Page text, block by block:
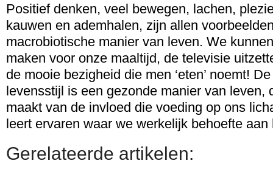
Positief denken, veel bewegen, lachen,
kauwen en ademhalen, zijn allen
macrobiotische manier van leven. We
maken voor onze maaltijd, de televisie
de mooie bezigheid die men ‘eten’ noemt!
levensstijl is een gezonde manier van leven,
maakt van de invloed die voeding op ons
leert ervaren waar we werkelijk behoefte aan
Gerelateerde artikelen: